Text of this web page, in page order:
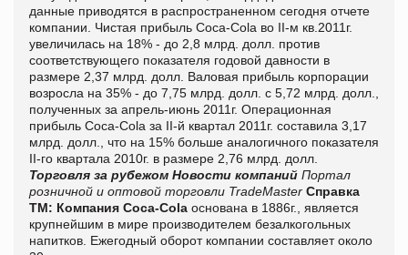
данные приводятся в распространенном сегодня отчете
компании. Чистая прибыль Coca-Cola во II-м кв.2011г.
увеличилась на 18% - до 2,8 млрд. долл. против
соответствующего показателя годовой давности в
размере 2,37 млрд. долл. Валовая прибыль корпорации
возросла на 35% - до 7,75 млрд. долл. с 5,72 млрд. долл.,
полученных за апрель-июнь 2011г. Операционная
прибыль Coca-Cola за II-й квартал 2011г. составила 3,17
млрд. долл., что на 15% больше аналогичного показателя
II-го квартала 2010г. в размере 2,76 млрд. долл.
Торговля за рубежом Новости компаний Портал
розничной и оптовой торговли TradeMaster Справка
ТМ: Компания Coca-Cola основана в 1886г., является
крупнейшим в мире производителем безалкогольных
напитков. Ежегодный оборот компании составляет около